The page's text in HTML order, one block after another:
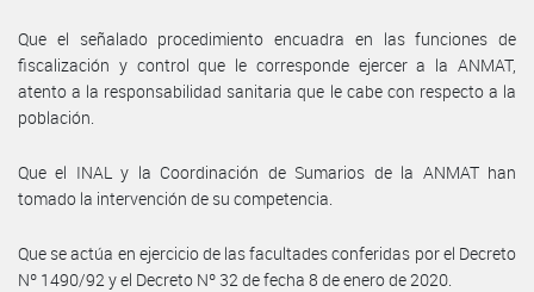
Que el señalado procedimiento encuadra en las funciones de
fiscalización y control que le corresponde ejercer a la ANMAT,
atento a la responsabilidad sanitaria que le cabe con respecto a la
población.
Que el INAL y la Coordinación de Sumarios de la ANMAT han
tomado la intervención de su competencia.
Que se actúa en ejercicio de las facultades conferidas por el Decreto
Nº 1490/92 y el Decreto Nº 32 de fecha 8 de enero de 2020.